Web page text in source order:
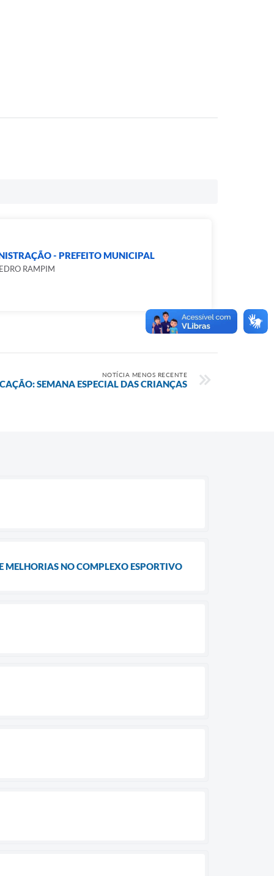
- PREFEITO MUNICIPAL
RAMPIM
NOTÍCIA MENOS RECENTE
SEMANA ESPECIAL DAS CRIANÇAS
MELHORIAS NO COMPLEXO ESPORTIVO